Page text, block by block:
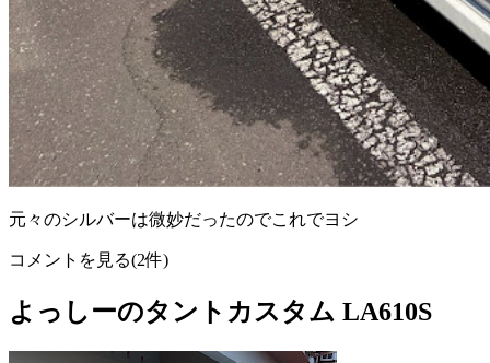
元々のシルバーは微妙だったのでこれでヨシ
コメントを見る(2件)
よっしーのタントカスタム LA610S